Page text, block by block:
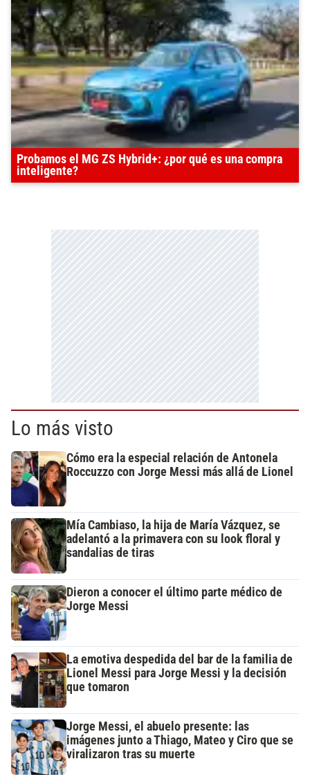
Probamos el MG ZS Hybrid+: ¿por qué es una compra
inteligente?
Lo más visto
Cómo era la especial relación de Antonela
Roccuzzo con Jorge Messi más allá de Lionel
Mía Cambiaso, la hija de María Vázquez, se
adelantó a la primavera con su look floral y
sandalias de tiras
Dieron a conocer el último parte médico de
Jorge Messi
La emotiva despedida del bar de la familia de
Lionel Messi para Jorge Messi y la decisión
que tomaron
Jorge Messi, el abuelo presente: las
imágenes junto a Thiago, Mateo y Ciro que se
viralizaron tras su muerte